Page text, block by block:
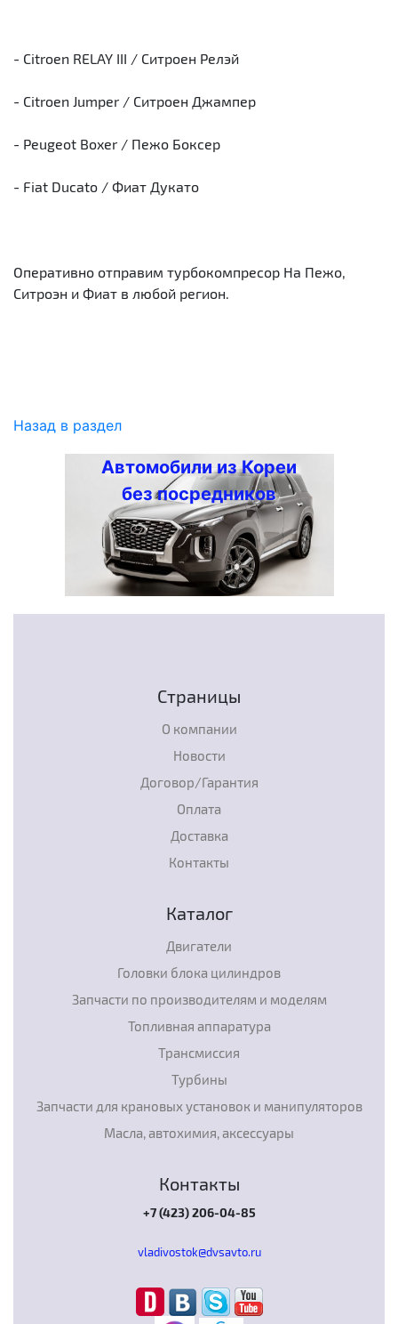
- Citroen RELAY III / Cитроен Релэй
- Citroen Jumper / Cитроен Джампер
- Peugeot Boxer / Пежо Боксер
- Fiat Ducato / Фиат Дукато
Оперативно отправим турбокомпресор На Пежо,
Ситроэн и Фиат в любой регион.
Назад в раздел
Автомобили из Кореи
без посредников
Страницы
О компании
Новости
Договор/Гарантия
Оплата
Доставка
Контакты
Каталог
Двигатели
Головки блока цилиндров
Запчасти по производителям и моделям
Топливная аппаратура
Трансмиссия
Турбины
Запчасти для крановых установок и манипуляторов
Масла, автохимия, аксессуары
Контакты
+7 (423) 206-04-85
vladivostok@dvsavto.ru